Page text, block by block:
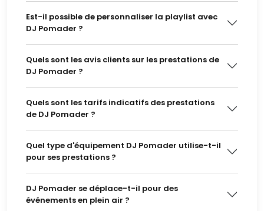
Est-il possible de personnaliser la playlist avec
DJ Pomader ?
Quels sont les avis clients sur les prestations de
DJ Pomader ?
Quels sont les tarifs indicatifs des prestations
de DJ Pomader ?
Quel type d'équipement DJ Pomader utilise-t-il
pour ses prestations ?
DJ Pomader se déplace-t-il pour des
événements en plein air ?